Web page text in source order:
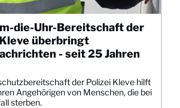
die-Uhr-Bereitschaft der
überbringt
- seit 25 Jahren
der Polizei Kleve hilft
Angehörigen von Menschen, die bei
sterben.